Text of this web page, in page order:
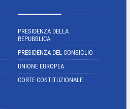
PRESIDENZA DELLA
REPUBBLICA
PRESIDENZA DEL CONSIGLIO
UNIONE EUROPEA
CORTE COSTITUZIONALE